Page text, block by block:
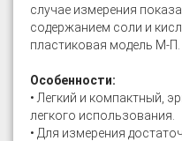
случае измерения
содержанием соли и
пластиковая модель М-П.
Особенности:
• Легкий и компактный,
легкого использования.
• Для измерения